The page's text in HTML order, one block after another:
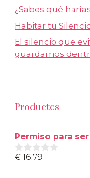
¿Sabes qué
Habitar tu
El silencio que
guardamos
Productos
Permiso para ser
0
€ 16.79